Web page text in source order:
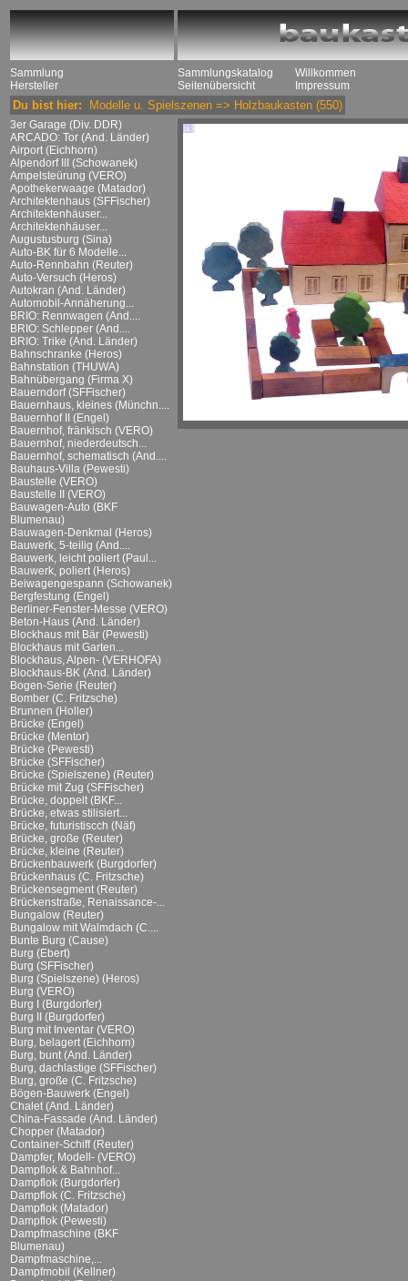
Sammlung
Hersteller
Sammlungskatalog
Seitenübersicht
Willkommen
Impressum
Du bist hier: Modelle u. Spielszenen => Holzbaukasten (550)
3er Garage (Div. DDR)
ARCADO: Tor (And. Länder)
Airport (Eichhorn)
Alpendorf III (Schowanek)
Ampelsteürung (VERO)
Apothekerwaage (Matador)
Architektenhaus (SFFischer)
Architektenhäuser...
Architektenhäuser...
Augustusburg (Sina)
Auto-BK für 6 Modelle...
Auto-Rennbahn (Reuter)
Auto-Versuch (Heros)
Autokran (And. Länder)
Automobil-Annäherung...
BRIO: Rennwagen (And....
BRIO: Schlepper (And....
BRIO: Trike (And. Länder)
Bahnschranke (Heros)
Bahnstation (THUWA)
Bahnübergang (Firma X)
Bauerndorf (SFFischer)
Bauernhaus, kleines (Münchn....
Bauernhof II (Engel)
Bauernhof, fränkisch (VERO)
Bauernhof, niederdeutsch...
Bauernhof, schematisch (And....
Bauhaus-Villa (Pewesti)
Baustelle (VERO)
Baustelle II (VERO)
Bauwagen-Auto (BKF
Blumenau)
Bauwagen-Denkmal (Heros)
Bauwerk, 5-teilig (And....
Bauwerk, leicht poliert (Paul...
Bauwerk, poliert (Heros)
Beiwagengespann (Schowanek)
Bergfestung (Engel)
Berliner-Fenster-Messe (VERO)
Beton-Haus (And. Länder)
Blockhaus mit Bär (Pewesti)
Blockhaus mit Garten...
Blockhaus, Alpen- (VERHOFA)
Blockhaus-BK (And. Länder)
Bogen-Serie (Reuter)
Bomber (C. Fritzsche)
Brunnen (Holler)
Brücke (Engel)
Brücke (Mentor)
Brücke (Pewesti)
Brücke (SFFischer)
Brücke (Spielszene) (Reuter)
Brücke mit Zug (SFFischer)
Brücke, doppelt (BKF...
Brücke, etwas stilisiert...
Brücke, futuristiscch (Näf)
Brücke, große (Reuter)
Brücke, kleine (Reuter)
Brückenbauwerk (Burgdorfer)
Brückenhaus (C. Fritzsche)
Brückensegment (Reuter)
Brückenstraße, Renaissance-...
Bungalow (Reuter)
Bungalow mit Walmdach (C....
Bunte Burg (Cause)
Burg (Ebert)
Burg (SFFischer)
Burg (Spielszene) (Heros)
Burg (VERO)
Burg I (Burgdorfer)
Burg II (Burgdorfer)
Burg mit Inventar (VERO)
Burg, belagert (Eichhorn)
Burg, bunt (And. Länder)
Burg, dachlastige (SFFischer)
Burg, große (C. Fritzsche)
Bögen-Bauwerk (Engel)
Chalet (And. Länder)
China-Fassade (And. Länder)
Chopper (Matador)
Container-Schiff (Reuter)
Dampfer, Modell- (VERO)
Dampflok & Bahnhof...
Dampflok (Burgdorfer)
Dampflok (C. Fritzsche)
Dampflok (Matador)
Dampflok (Pewesti)
Dampfmaschine (BKF
Blumenau)
Dampfmaschine,...
Dampfmobil (Kellner)